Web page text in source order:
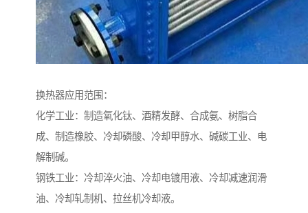
换热器应用范围：
化学工业：制造氧化钛、酒精发酵、合成氨、树脂合
成、制造橡胶、冷却磷酸、冷却甲醇水、碱碳工业、电
解制碱。
钢铁工业：冷却淬火油、冷却电镀用液、冷却减速润滑
油、冷却轧制机、拉丝机冷却液。